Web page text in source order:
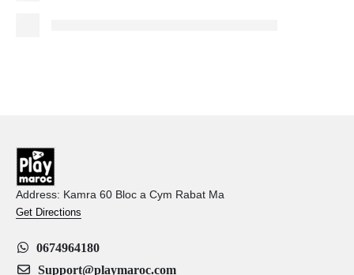
Address: Kamra 60 Bloc a Cym Rabat Ma
Get Directions
0674964180
Support@playmaroc.com